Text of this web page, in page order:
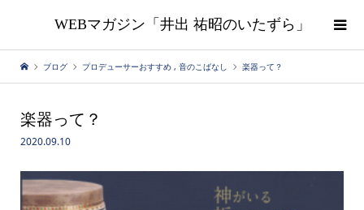
WEBマガジン「井出 祐昭のいたずら」
ブログ プロデューサーおすすめ , 音のこばなし 楽器って？
楽器って？
2020.09.10